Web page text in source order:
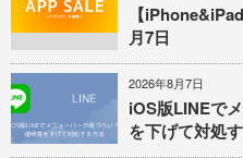
【
月7日
2026年8月7日
iOS版LINEで
を下げて対処